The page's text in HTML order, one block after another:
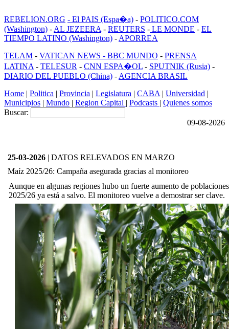
REBELION.ORG - El PAIS (Espa�a) - POLITICO.COM
(Washington) - AL JEZEERA - REUTERS - LE MONDE - EL
TIEMPO LATINO (Washington) - APORREA
TELAM - VATICAN NEWS - BBC MUNDO - PRENSA
LATINA - TELESUR - CNN ESPA�OL - SPUTNIK (Rusia) -
DIARIO DEL PUEBLO (China) - AGENCIA BRASIL
Home | Politica | Provincia | Legislatura | CABA | Universidad |
Municipios | Mundo | Region Capital | Podcasts | Quienes somos
Buscar:
09-08-2026
25-03-2026 | DATOS RELEVADOS EN MARZO
Maíz 2025/26: Campaña asegurada gracias al monitoreo
Aunque en algunas regiones hubo un fuerte aumento de
2025/26 ya está a salvo. El monitoreo vuelve a demostrar ser clave.